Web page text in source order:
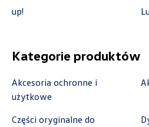
akcesoria@autoforum.pl
Auto Group Luzar
up!
Kategorie produktów
Akcesoria ochronne i
użytkowe
Części oryginalne do